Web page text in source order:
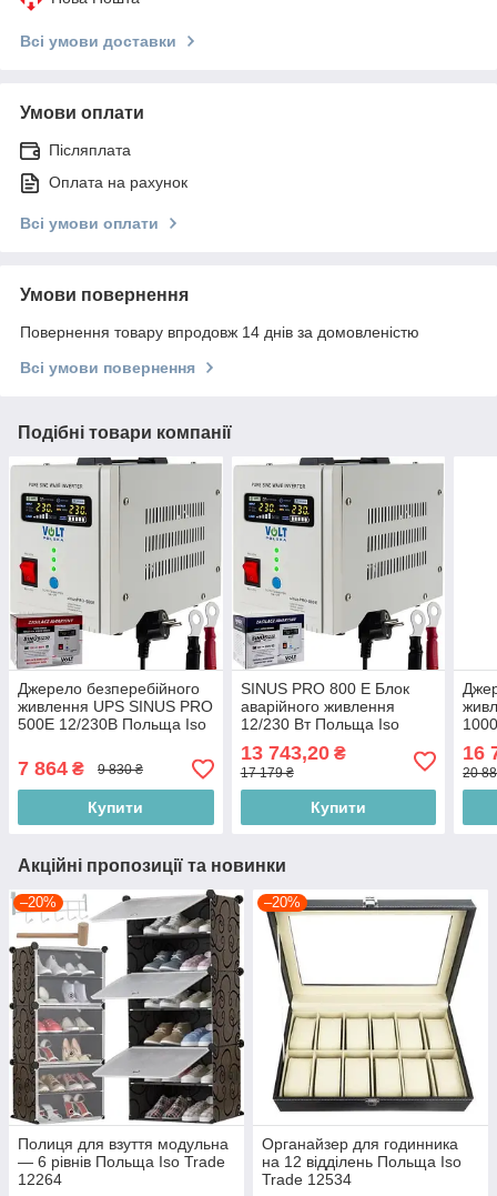
Всі умови доставки
Умови оплати
Післяплата
Оплата на рахунок
Всі умови оплати
Умови повернення
Повернення товару впродовж 14 днів за домовленістю
Всі умови повернення
Подібні товари компанії
Джерело безперебійного
живлення UPS SINUS PRO
500E 12/230В Польща Iso
7 864 ₴ 9 830 ₴
Купити
SINUS PRO 800 E Блок
аварійного живлення
12/230 Вт Польща Iso
Trade 20691
13 743,20₴
17 179 ₴
Купити
Iso
16
20
Акційні пропозиції та новинки
–20%
Полиця для взуття модульна
— 6 рівнів Польща Iso Trade
12264
–20%
Органайзер для годинника
на 12 відділень Польща Iso
Trade 12534